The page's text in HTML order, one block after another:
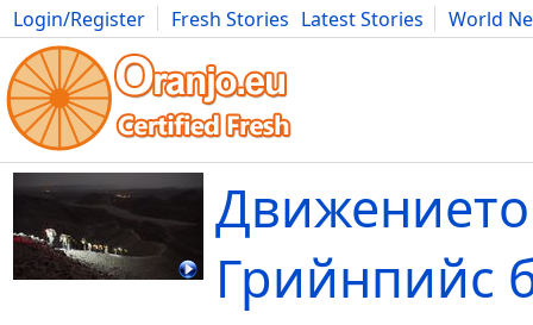
Login/Register Fresh Stories Latest Stories
World
Movies Anime Music Art Cars Advice Science
Движението
Грийнпийс